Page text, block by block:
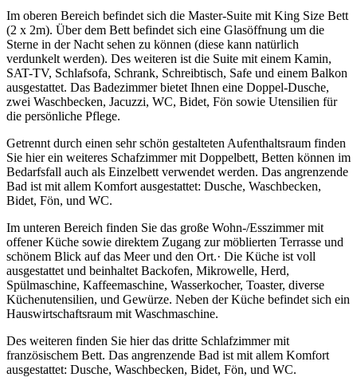
Im oberen Bereich befindet sich die Master-Suite mit King Size Bett
(2 x 2m). Über dem Bett befindet sich eine Glasöffnung um die
Sterne in der Nacht sehen zu können (diese kann natürlich
verdunkelt werden). Des weiteren ist die Suite mit einem Kamin,
SAT-TV, Schlafsofa, Schrank, Schreibtisch, Safe und einem Balkon
ausgestattet. Das Badezimmer bietet Ihnen eine Doppel-Dusche,
zwei Waschbecken, Jacuzzi, WC, Bidet, Fön sowie Utensilien für
die persönliche Pflege.
Getrennt durch einen sehr schön gestalteten Aufenthaltsraum finden
Sie hier ein weiteres Schafzimmer mit Doppelbett, Betten können im
Bedarfsfall auch als Einzelbett verwendet werden. Das angrenzende
Bad ist mit allem Komfort ausgestattet: Dusche, Waschbecken,
Bidet, Fön, und WC.
Im unteren Bereich finden Sie das große Wohn-/Esszimmer mit
offener Küche sowie direktem Zugang zur möblierten Terrasse und
schönem Blick auf das Meer und den Ort.· Die Küche ist voll
ausgestattet und beinhaltet Backofen, Mikrowelle, Herd,
Spülmaschine, Kaffeemaschine, Wasserkocher, Toaster, diverse
Küchenutensilien, und Gewürze. Neben der Küche befindet sich ein
Hauswirtschaftsraum mit Waschmaschine.
Des weiteren finden Sie hier das dritte Schlafzimmer mit
französischem Bett. Das angrenzende Bad ist mit allem Komfort
ausgestattet: Dusche, Waschbecken, Bidet, Fön, und WC.